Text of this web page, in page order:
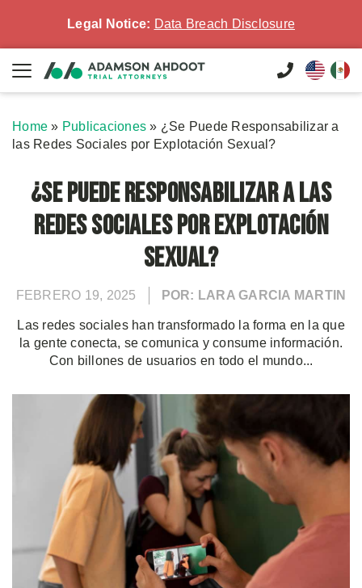
Legal Notice: Data Breach Disclosure
Home » Publicaciones » ¿Se Puede Responsabilizar a
las Redes Sociales por Explotación Sexual?
¿Se Puede Responsabilizar a las
Redes Sociales por Explotación
Sexual?
FEBRERO 19, 2025 POR: LARA GARCIA MARTIN
Las redes sociales han transformado la forma en la que
la gente conecta, se comunica y consume información.
Con billones de usuarios en todo el mundo...